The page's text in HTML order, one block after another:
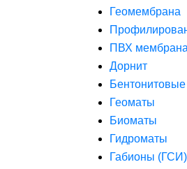
Геомембрана
ПВХ мембрана
Дорнит
Геоматы
Биоматы
Гидроматы
Габионы (ГСИ)